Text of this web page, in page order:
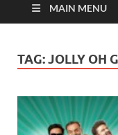
MAIN MENU
TAG:JOLLY OH